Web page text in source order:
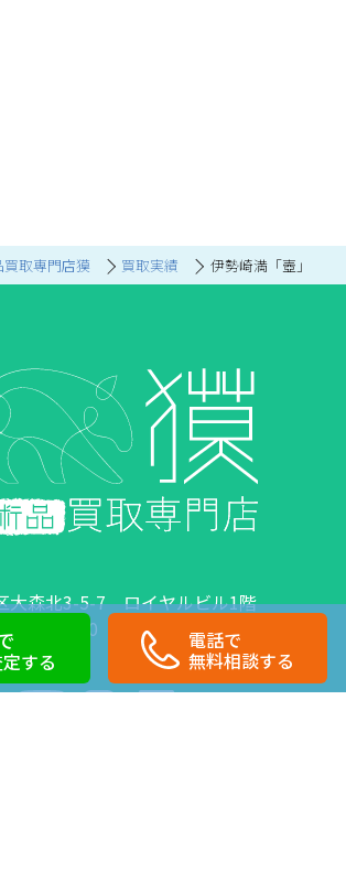
する
電話で
無料相談する
取専門店獏 買取実績 伊勢崎満「壺」
大森北3-5-7 ロイヤルビル1階
～18:00 定休日：日曜日・祝日
0007 03-6423-1033